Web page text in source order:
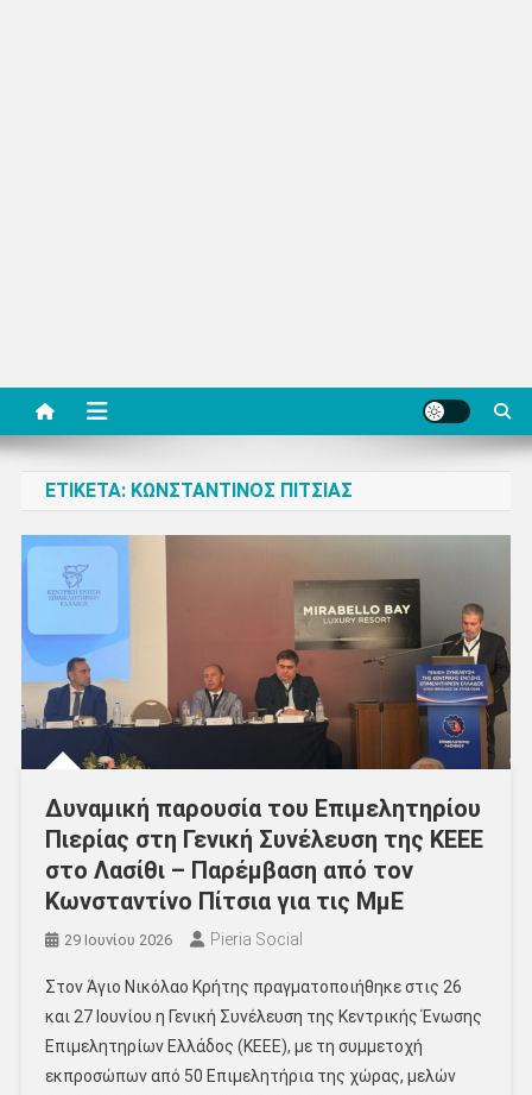
ΕΤΙΚΈΤΑ: ΚΩΝΣΤΑΝΤΊΝΟΣ ΠΊΤΣΙΑΣ
Δυναμική παρουσία του Επιμελητηρίου
Πιερίας στη Γενική Συνέλευση της ΚΕΕΕ
στο Λασίθι – Παρέμβαση από τον
Κωνσταντίνο Πίτσια για τις ΜμΕ
29 Ιουνίου 2026 Pieria Social
Στον Άγιο Νικόλαο Κρήτης πραγματοποιήθηκε στις 26
και 27 Ιουνίου η Γενική Συνέλευση της Κεντρικής Ένωσης
Επιμελητηρίων Ελλάδος (ΚΕΕΕ), με τη συμμετοχή
εκπροσώπων από 50 Επιμελητήρια της χώρας, μελών